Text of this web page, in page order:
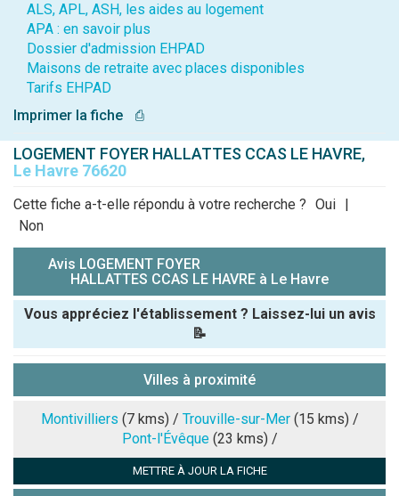
ALS, APL, ASH, les aides au logement
APA : en savoir plus
Dossier d'admission EHPAD
Maisons de retraite avec places disponibles
Tarifs EHPAD
Imprimer la fiche
⎙
LOGEMENT FOYER HALLATTES CCAS LE HAVRE,
Le Havre 76620
Cette fiche a-t-elle répondu à votre recherche ? Oui |
Non
Avis LOGEMENT FOYER
HALLATTES CCAS LE HAVRE à Le Havre
Vous appréciez l'établissement ? Laissez-lui un avis
📝
Note que vous souhaitez attribuer :
Antispam -
Villes à proximité
Montivilliers (7 kms) / Trouville-sur-Mer(15 kms) /
Pont-l'Évêque(23 kms) /
METTRE À JOUR LA FICHE